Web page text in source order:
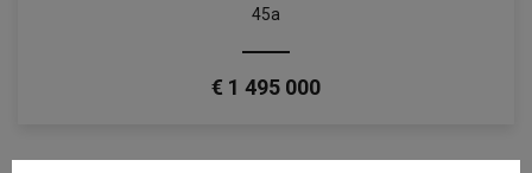
45a
€ 1 495 000